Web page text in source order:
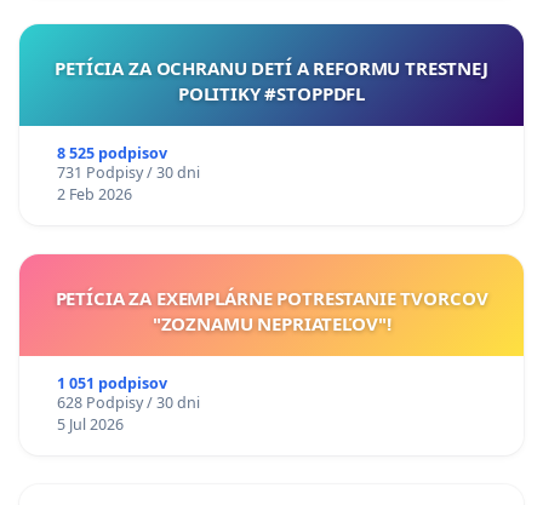
PETÍCIA ZA OCHRANU DETÍ A REFORMU TRESTNEJ
POLITIKY #STOPPDFL
8 525 podpisov
731 Podpisy / 30 dni
2 Feb 2026
PETÍCIA ZA EXEMPLÁRNE POTRESTANIE TVORCOV
"ZOZNAMU NEPRIATEĽOV"!
1 051 podpisov
628 Podpisy / 30 dni
5 Jul 2026